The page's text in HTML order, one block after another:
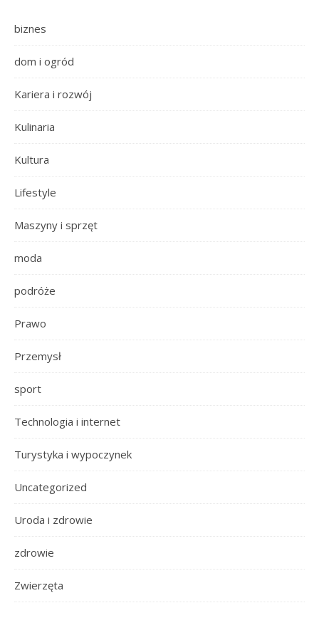
biznes
dom i ogród
Kariera i rozwój
Kulinaria
Kultura
Lifestyle
Maszyny i sprzęt
moda
podróże
Prawo
Przemysł
sport
Technologia i internet
Turystyka i wypoczynek
Uncategorized
Uroda i zdrowie
zdrowie
Zwierzęta